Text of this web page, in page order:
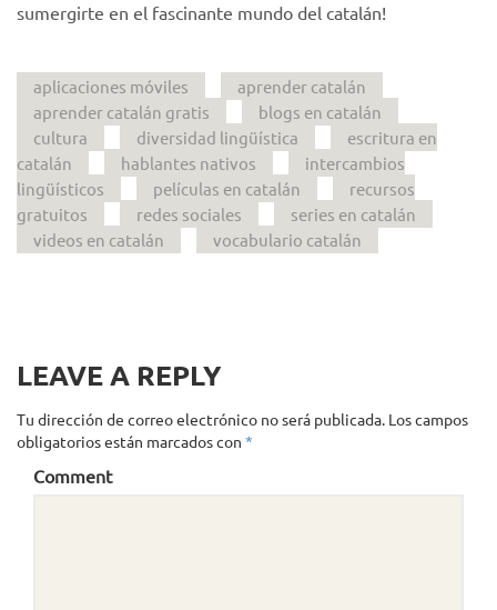
sumergirte en el fascinante mundo del catalán!
aplicaciones móviles
aprender catalán
aprender catalán gratis
blogs en catalán
cultura
diversidad lingüística
escritura en
catalán
hablantes nativos
intercambios
lingüísticos
películas en catalán
recursos
gratuitos
redes sociales
series en catalán
videos en catalán
vocabulario catalán
LEAVE A REPLY
Tu dirección de correo electrónico no será publicada. Los campos
obligatorios están marcados con *
Comment